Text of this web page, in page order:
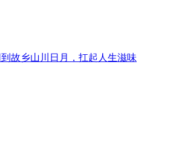
到故乡山川日月，扛起人生滋味